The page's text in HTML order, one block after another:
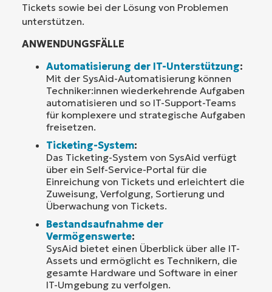
Tickets sowie bei der Lösung von Problemen
unterstützen.
ANWENDUNGSFÄLLE
Automatisierung der IT-Unterstützung:
Mit der SysAid-Automatisierung können
Techniker:innen wiederkehrende Aufgaben
automatisieren und so IT-Support-Teams
für komplexere und strategische Aufgaben
freisetzen.
Ticketing-System:
Das Ticketing-System von SysAid verfügt
über ein Self-Service-Portal für die
Einreichung von Tickets und erleichtert die
Zuweisung, Verfolgung, Sortierung und
Überwachung von Tickets.
Bestandsaufnahme der
Vermögenswerte:
SysAid bietet einen Überblick über alle IT-
Assets und ermöglicht es Technikern, die
gesamte Hardware und Software in einer
IT-Umgebung zu verfolgen.